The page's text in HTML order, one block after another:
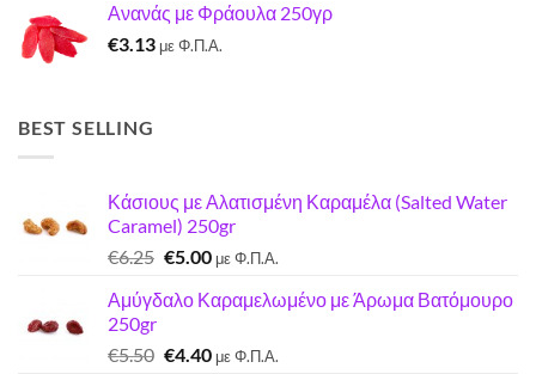
was:
€7.22.
τιμή
είναι:
Ανανάς με Φράουλα 250γρ
€3.13 με Φ.Π.Α.
BEST SELLING
Κάσιους με Αλατισμένη Καραμέλα (Salted Water
Caramel) 250gr
€6.25 Original
was:
€5.00Η
τιμή
€5.00.
με Φ.Π.Α.
Αμύγδαλο Καραμελωμένο με Άρωμα Βατόμουρο
250gr
€5.50 Original
€4.40Ημε Φ.Π.Α.